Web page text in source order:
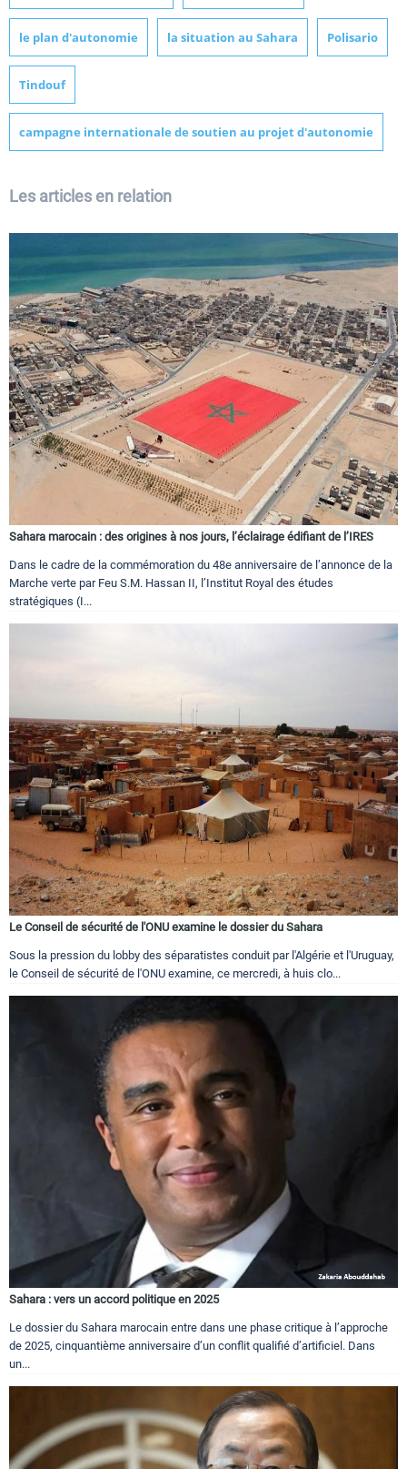
le plan d'autonomie la situation au Sahara Polisario
Tindouf
campagne internationale de soutien au projet d'autonomie
Les articles en relation
Sahara marocain : des origines à nos jours, l’éclairage édifiant de l’IRES
Dans le cadre de la commémoration du 48e anniversaire de l’annonce de la
Marche verte par Feu S.M. Hassan II, l’Institut Royal des études
stratégiques (I...
Le Conseil de sécurité de l'ONU examine le dossier du Sahara
Sous la pression du lobby des séparatistes conduit par l'Algérie et l'Uruguay,
le Conseil de sécurité de l'ONU examine, ce mercredi, à huis clo...
Sahara : vers un accord politique en 2025
Le dossier du Sahara marocain entre dans une phase critique à l’approche
de 2025, cinquantième anniversaire d’un conflit qualifié d’artificiel. Dans
un...